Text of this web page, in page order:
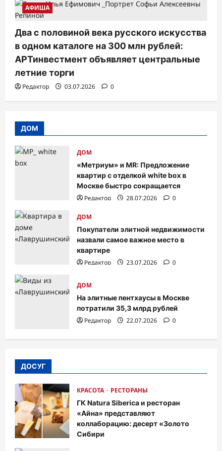
АФИША
Два с половиной века русского искусства
в одном каталоге на 300 млн рублей:
АРТинвестмент объявляет центральные
летние торги
Редактор 03.07.2026 0
ДОМ
ДОМ
«Метриум» и MR: Предложение
квартир с отделкой white box в
Москве быстро сокращается
Редактор
28.07.2026 0
ДОМ
Покупатели элитной недвижимости
назвали самое важное место в
квартире
Редактор
23.07.2026 0
ДОМ
На элитные пентхаусы в Москве
потратили 35,3 млрд рублей
Редактор
22.07.2026 0
ДОСУГ
КРАСОТА
РЕСТОРАНЫ
ГК Natura Siberica и ресторан
«Айна» представляют
коллаборацию: десерт «Золото
Сибири